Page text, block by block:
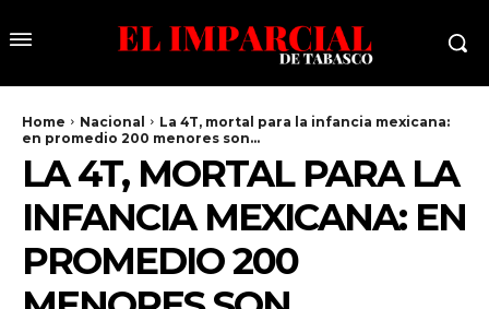
Home Nacional
La 4T, mortal para la infancia mexicana:
en promedio 200 menores son...
LA 4T, MORTAL PARA LA
INFANCIA MEXICANA: EN
PROMEDIO 200